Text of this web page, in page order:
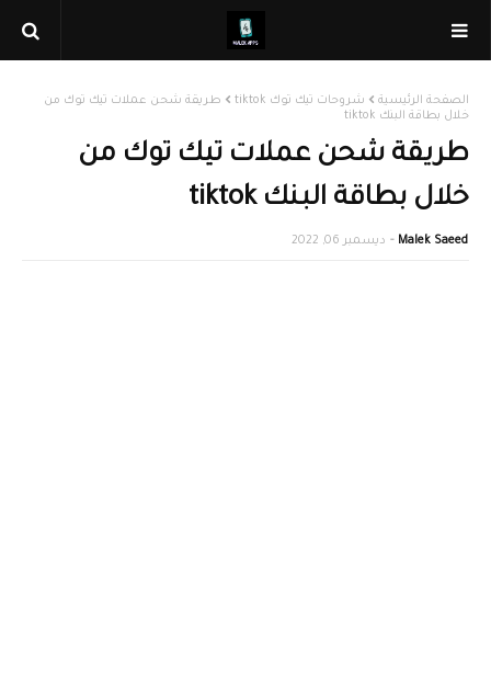
الصفحة الرئيسية شروحات تيك توك tiktok
طريقة شحن عملات تيك توك من
خلال بطاقة البنك tiktok
طريقة شحن عملات تيك توك من
خلال بطاقة البنك tiktok
Malek Saeed ديسمبر 06, 2022